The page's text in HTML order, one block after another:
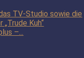
TV-Studio sowie die
Kuh“
–...